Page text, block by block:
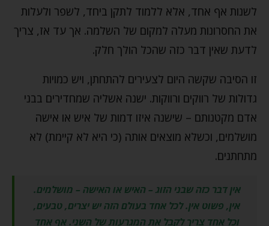
לשנות אף אחד, אלא ללמוד לתקן ביחד, לשפר ולעלות
את החסרונות מעלה למקום של השלמה. אך עד אז, צריך
לדעת שאין דבר כזה שהכל הולך חלק.
זו הסיבה שקשה היום לצעירים להתחתן, ויש כמויות
גדולות של רווקים ורווקות. ישנה אשליה שמחדירים בבני
אדם מקטנותם – שישנה איזו דמות של איש או אישה
מושלמים, וכשלא מוצאים אותה (כי היא לא קיימת) לא
מתחתנים.
אין דבר כזה שבני הזוג – האיש או האישה – מושלמים.
אין, פשוט אין. לכל אחד בעולם הזה יש יצרים, טבעים,
וכל אחד צריך לקבל את המגרעות של השני. אף אחד